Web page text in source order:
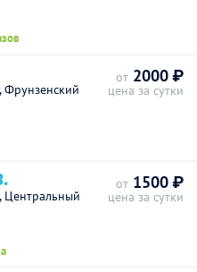
Фрунзенский
от 2000 ₽
цена за сутки
Центральный
от 1500 ₽
цена за сутки